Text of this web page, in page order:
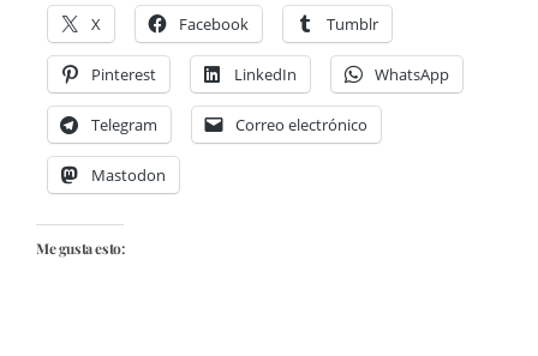
X Facebook Tumblr
Pinterest LinkedIn WhatsApp
Telegram Correo electrónico
Mastodon
Me gusta esto: